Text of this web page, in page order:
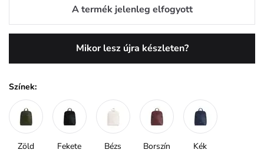
A termék jelenleg elfogyott
Mikor lesz újra készleten?
Színek:
Zöld Fekete Bézs Borszín Kék